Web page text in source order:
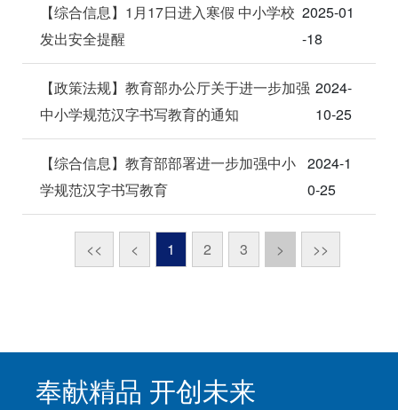
【综合信息】1月17日进入寒假 中小学校
发出安全提醒
2025-01
-18
【政策法规】教育部办公厅关于进一步加强
中小学规范汉字书写教育的通知
2024-
10-25
【综合信息】教育部部署进一步加强中小
学规范汉字书写教育
2024-1
0-25
<< < 1 2 3 > >>
奉献精品 开创未来